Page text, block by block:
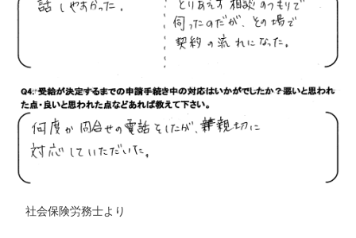
社会保険労務士より